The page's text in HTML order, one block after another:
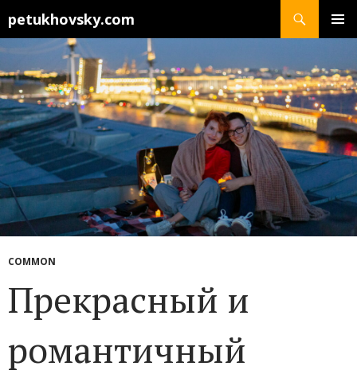
petukhovsky.com
SKIP
TO
CONTENT
COMMON
Прекрасный и
романтичный